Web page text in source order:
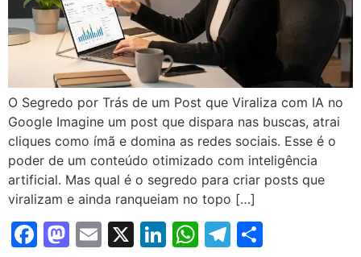
O Segredo por Trás de um Post que Viraliza com IA no
Google Imagine um post que dispara nas buscas, atrai
cliques como ímã e domina as redes sociais. Esse é o
poder de um conteúdo otimizado com inteligência
artificial. Mas qual é o segredo para criar posts que
viralizam e ainda ranqueiam no topo […]
Facebook
Mastodon
Email
X LinkedIn
WhatsApp
Telegram